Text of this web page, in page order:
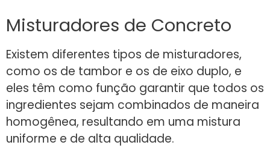
Misturadores de Concreto
Existem diferentes tipos de misturadores,
como os de tambor e os de eixo duplo, e
eles têm como função garantir que todos os
ingredientes sejam combinados de maneira
homogênea, resultando em uma mistura
uniforme e de alta qualidade.